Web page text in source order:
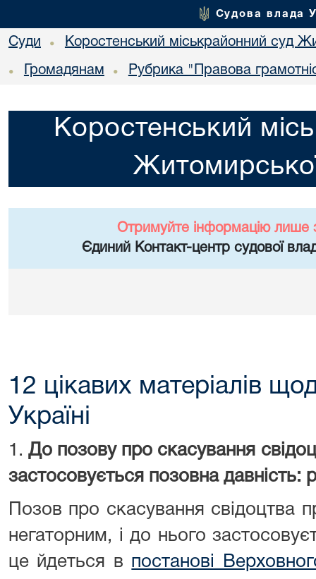
Судова влада
Суди • Коростенський міськрайонний суд
• Громадянам • Рубрика "Правова
Коростенський
Отримуйте інформацію лише
Єдиний Контакт-центр судової
12 цікавих матеріалів
Україні
1.До позову про скасування
застосовується позовна давність:
Позов про скасування свідоцтва
негаторним, і до нього
це йдеться в постанові